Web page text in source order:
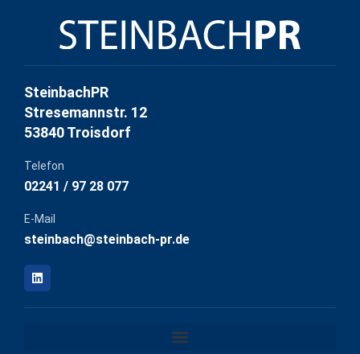
SteinbachPR
Stresemannstr. 12
53840 Troisdorf
Telefon
02241 / 97 28 077
E-Mail
steinbach@steinbach-pr.de